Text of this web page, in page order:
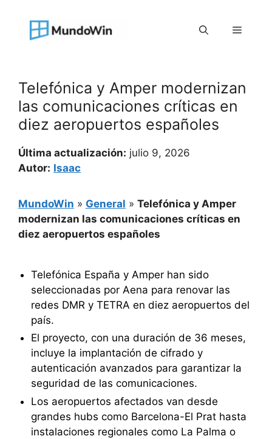
contenido
Menú
Telefónica y Amper modernizan
las comunicaciones críticas en
diez aeropuertos españoles
Última actualización: julio 9, 2026
Autor: Isaac
MundoWin » General » Telefónica y Amper
modernizan las comunicaciones críticas en
diez aeropuertos españoles
Telefónica España y Amper han sido
seleccionadas por Aena para renovar las
redes DMR y TETRA en diez aeropuertos del
país.
El proyecto, con una duración de 36 meses,
incluye la implantación de cifrado y
autenticación avanzados para garantizar la
seguridad de las comunicaciones.
Los aeropuertos afectados van desde
grandes hubs como Barcelona-El Prat hasta
instalaciones regionales como La Palma o